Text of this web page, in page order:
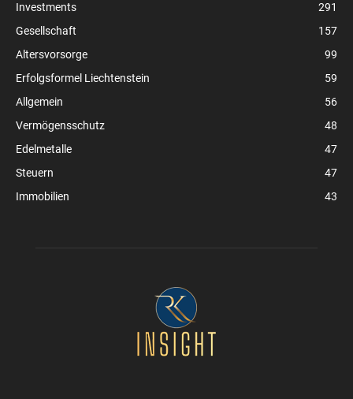
Investments
291
Gesellschaft
157
Altersvorsorge
99
Erfolgsformel Liechtenstein
59
Allgemein
56
Vermögensschutz
48
Edelmetalle
47
Steuern
47
Immobilien
43